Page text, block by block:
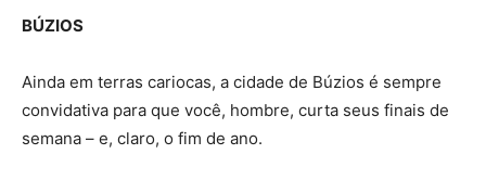
BÚZIOS
Ainda em terras cariocas, a cidade de Búzios é sempre
convidativa para que você, hombre, curta seus finais de
semana – e, claro, o fim de ano.